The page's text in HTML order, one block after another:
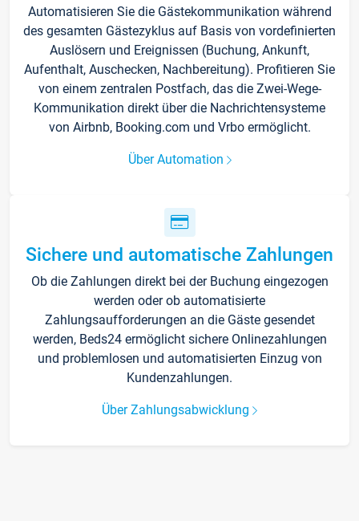
Automatisieren Sie die Gästekommunikation während
des gesamten Gästezyklus auf Basis von vordefinierten
Auslösern und Ereignissen (Buchung, Ankunft,
Aufenthalt, Auschecken, Nachbereitung). Profitieren Sie
von einem zentralen Postfach, das die Zwei-Wege-
Kommunikation direkt über die Nachrichtensysteme
von Airbnb, Booking.com und Vrbo ermöglicht.
Über Automation
Sichere und automatische Zahlungen
Ob die Zahlungen direkt bei der Buchung eingezogen
werden oder ob automatisierte
Zahlungsaufforderungen an die Gäste gesendet
werden, Beds24 ermöglicht sichere Onlinezahlungen
und problemlosen und automatisierten Einzug von
Kundenzahlungen.
Über Zahlungsabwicklung